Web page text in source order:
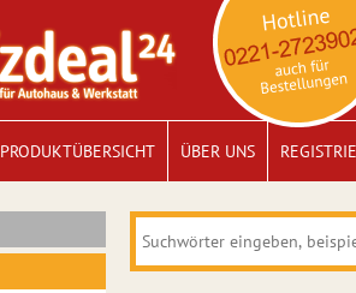
PRODUKTÜBERSICHT ÜBER UNS